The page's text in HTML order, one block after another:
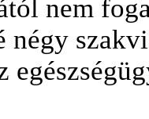
nem
négy